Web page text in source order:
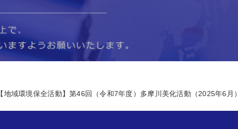
【地域環境保全活動】第46回（令和7年度）多摩川美化活動（2025年6月）